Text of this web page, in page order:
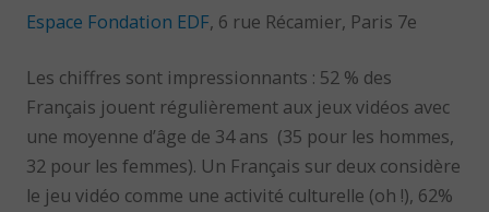
Espace Fondation EDF, 6 rue Récamier, Paris 7e
Les chiffres sont impressionnants : 52 % des
Français jouent régulièrement aux jeux vidéos avec
une moyenne d’âge de 34 ans (35 pour les hommes,
32 pour les femmes). Un Français sur deux considère
le jeu vidéo comme une activité culturelle (oh !), 62%